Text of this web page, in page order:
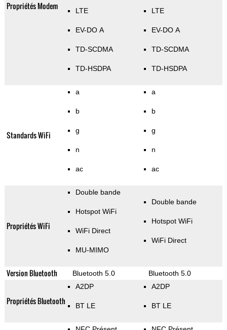
Propriétés Modem LTE
EV-DO A
TD-SCDMA
TD-HSDPA
LTE
EV-DO A
TD-SCDMA
TD-HSDPA
Standards WiFi
a
b
g
n
ac
a
b
g
n
ac
Propriétés WiFi
Double bande
Hotspot WiFi
WiFi Direct
MU-MIMO
Double bande
Hotspot WiFi
WiFi Direct
Version Bluetooth Bluetooth 5.0 Bluetooth 5.0
Propriétés Bluetooth
A2DP
BT LE
A2DP
BT LE